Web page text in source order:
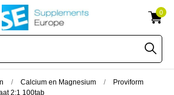
0
Calcium en Magnesium
Proviform
2:1 100tab